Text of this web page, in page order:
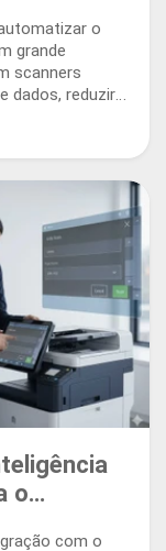
o
grande
scanners
dados, reduzir
através
o
com o